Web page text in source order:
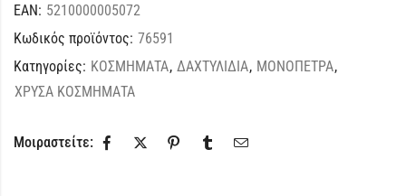
EAN: 5210000005072
Κωδικός προϊόντος: 76591
Κατηγορίες: ΚΟΣΜΗΜΑΤΑ, ΔΑΧΤΥΛΙΔΙΑ, ΜΟΝΟΠΕΤΡΑ,
ΧΡΥΣΑ ΚΟΣΜΗΜΑΤΑ
Μοιραστείτε: